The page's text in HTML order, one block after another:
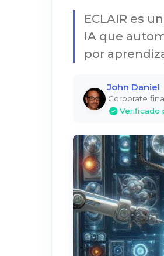
ECLAIR es
IA que
por
John Daniel
Corporate
Verificado